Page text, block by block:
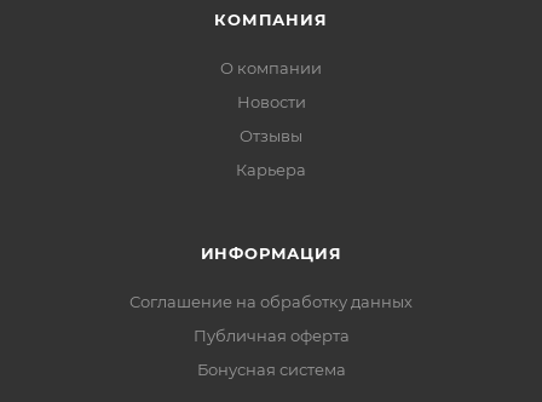
КОМПАНИЯ
О компании
Новости
Отзывы
Карьера
ИНФОРМАЦИЯ
Соглашение на обработку данных
Публичная оферта
Бонусная система